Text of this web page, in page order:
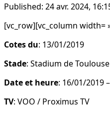
Published: 24 avr. 2024,
[vc_row][vc_column width=
Cotes du: 13/01/2019
Stade: Stadium de Toulouse
Date et heure: 16/01/2019
TV: VOO / Proximus TV